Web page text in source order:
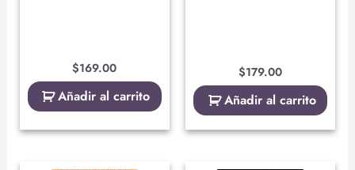
$169.00
Añadir al carrito
$179.00
Añadir al carrito